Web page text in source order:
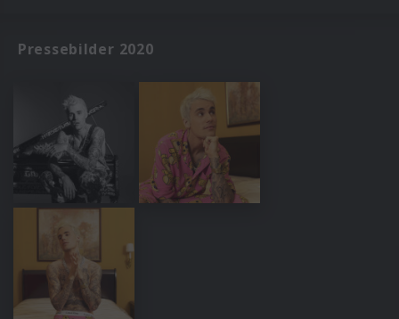
Pressebilder 2020